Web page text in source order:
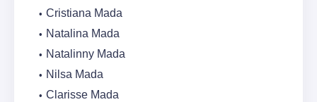
Cristiana Mada
Natalina Mada
Natalinny Mada
Nilsa Mada
Clarisse Mada